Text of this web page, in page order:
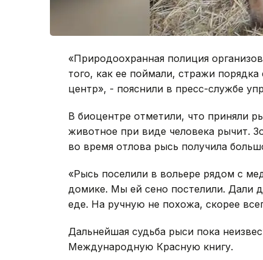
«Природоохранная полиция
того, как ее поймали, стражи
центр», - пояснили в пресс-службе
В биоцентре отметили, что приняли
животное при виде человека рычит.
во время отлова рысь получила
«Рысь поселили в вольере рядом с
домике. Мы ей сено постелили. Дали
еде. На ручную не похожа, скорее
Дальнейшая судьба рыси пока
Международную Красную книгу.